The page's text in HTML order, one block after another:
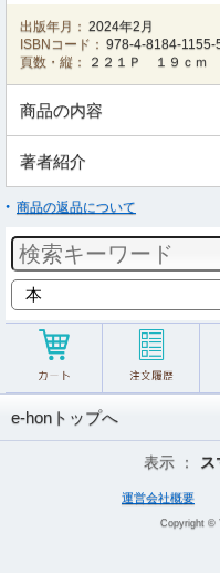
出版年月： 2024年2月
ISBNコード： 978-4-8184-1155-
頁数・縦：
２２１Ｐ １９ｃｍ
商品の内容
著者紹介
商品の返品について
e-honトップへ
表示 ：
運営会社概要
Copyright ©